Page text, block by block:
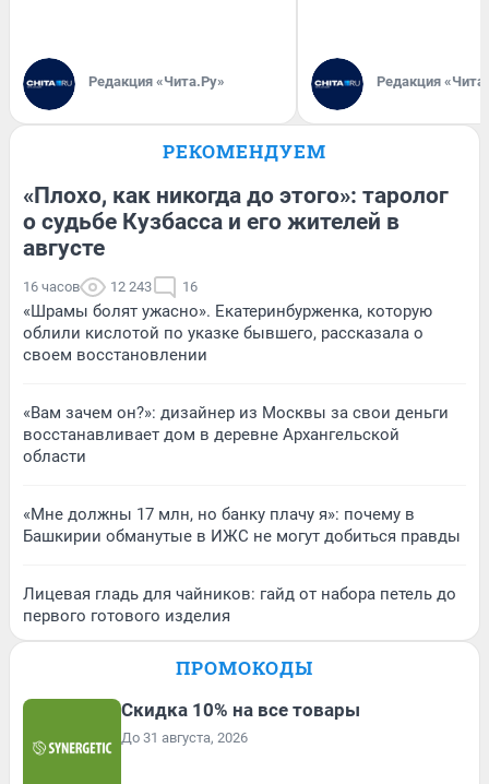
Редакция «Чита.Ру» Редакция
РЕКОМЕНДУЕМ
«Плохо, как никогда до этого»: таролог
о судьбе Кузбасса и его жителей в
августе
16 часов 12 243 16
«Шрамы болят ужасно». Екатеринбурженка, которую
облили кислотой по указке бывшего, рассказала о
своем восстановлении
«Вам зачем он?»: дизайнер из Москвы за свои деньги
восстанавливает дом в деревне Архангельской
области
«Мне должны 17 млн, но банку плачу я»: почему в
Башкирии обманутые в ИЖС не могут добиться правды
Лицевая гладь для чайников: гайд от набора петель до
первого готового изделия
ПРОМОКОДЫ
Скидка 10% на все товары
До 31 августа, 2026